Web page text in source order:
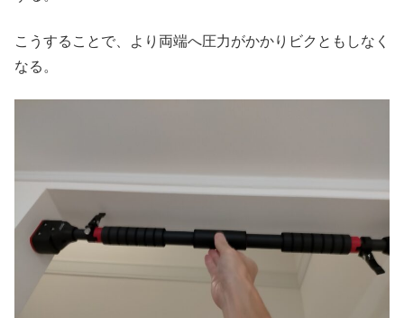
こうすることで、より両端へ圧力がかかりビクともしなく
なる。